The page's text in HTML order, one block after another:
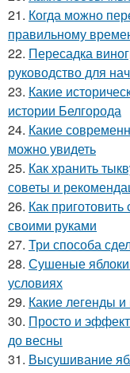
21. Когда можно
правильному
22. Пересадка
руководство для
23. Какие
истории Белгорода
24. Какие
можно увидеть
25. Как хранить
советы и
26. Как
своими руками
27. Три способа
28. Сушеные
условиях
29. Какие легенды
30. Просто и
до весны
31. Высушивание